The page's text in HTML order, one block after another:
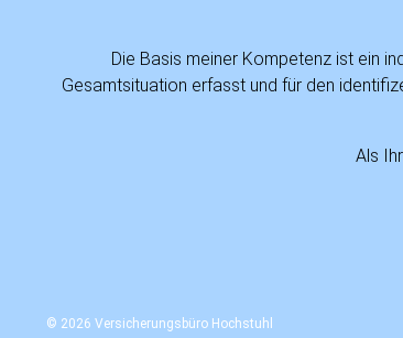
Die Basis meiner Kompetenz ist ein
Gesamtsituation erfasst und für den
Als
© 2026 Versicherungsbüro Hochstuhl